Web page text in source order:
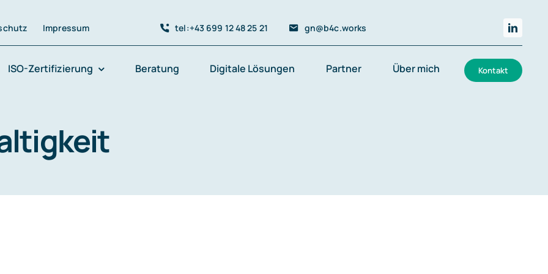
Impressum tel:+43 699 12 48 25 21 gn@b4c.works
ISO-Zertifizierung Beratung Digitale Lösungen Partner Über mich Kontakt